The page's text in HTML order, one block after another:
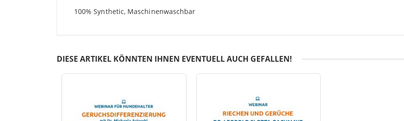
100% Synthetic, Maschinenwaschbar
DIESE ARTIKEL KÖNNTEN IHNEN EVENTUELL AUCH GEFALLEN!